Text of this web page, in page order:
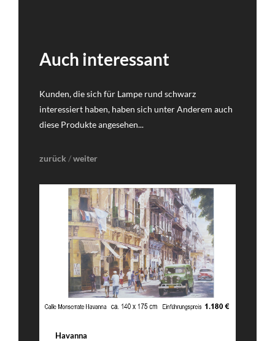
Auch interessant
Kunden, die sich für Lampe rund schwarz
interessiert haben, haben sich unter Anderem auch
diese Produkte angesehen...
zurück /weiter
DETAILS
Havanna